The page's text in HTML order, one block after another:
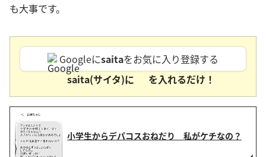
も大事です。
Googleにsaitaをお気に入り登録する
saita(サイタ)に
を入れるだけ！
小学生からデパコスおねだり 私がケチなの？